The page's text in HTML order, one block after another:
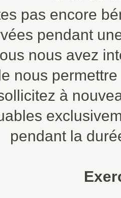
pas encore
pendant
nous avez
nous
à
pendant la